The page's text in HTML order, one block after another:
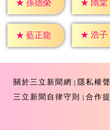
★ 孫德榮 ★ 隋棠
★ 藍正龍 ★ 浩子
關於三立新聞網
隱私權
三立新聞自律守則
合作